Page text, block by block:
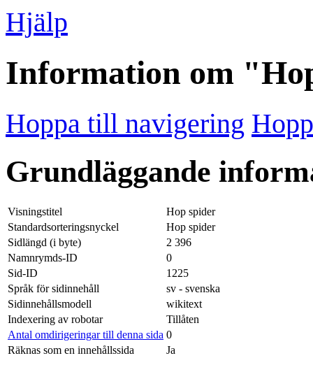
Hjälp
Information om
Hoppa till navigering
Grundläggande
Visningstitel
Hop spider
Standardsorteringsnyckel
Hop spider
Sidlängd (i byte)
2 396
Namnrymds-ID
0
Sid-ID
1225
Språk för sidinnehåll
sv - svenska
Sidinnehållsmodell
wikitext
Indexering av robotar
Tillåten
Antal omdirigeringar till denna sida 0
Räknas som en innehållssida
Ja